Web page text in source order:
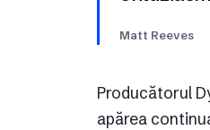
Matt Reeves
Producătorul
apărea